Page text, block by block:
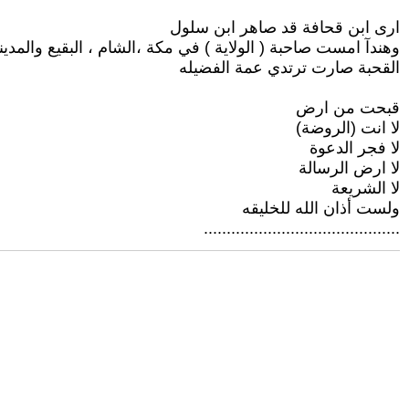
ارى ابن قحافة قد صاهر ابن سلول
وهندآ امست صاحبة ( الولاية ) في مكة ،الشام ، البقيع
القحبة صارت ترتدي عمة الفضيله
قبحت من ارض
لا انت (الروضة)
لا فجر الدعوة
لا ارض الرسالة
لا الشريعة
ولست أذان الله للخليقه
...........................................